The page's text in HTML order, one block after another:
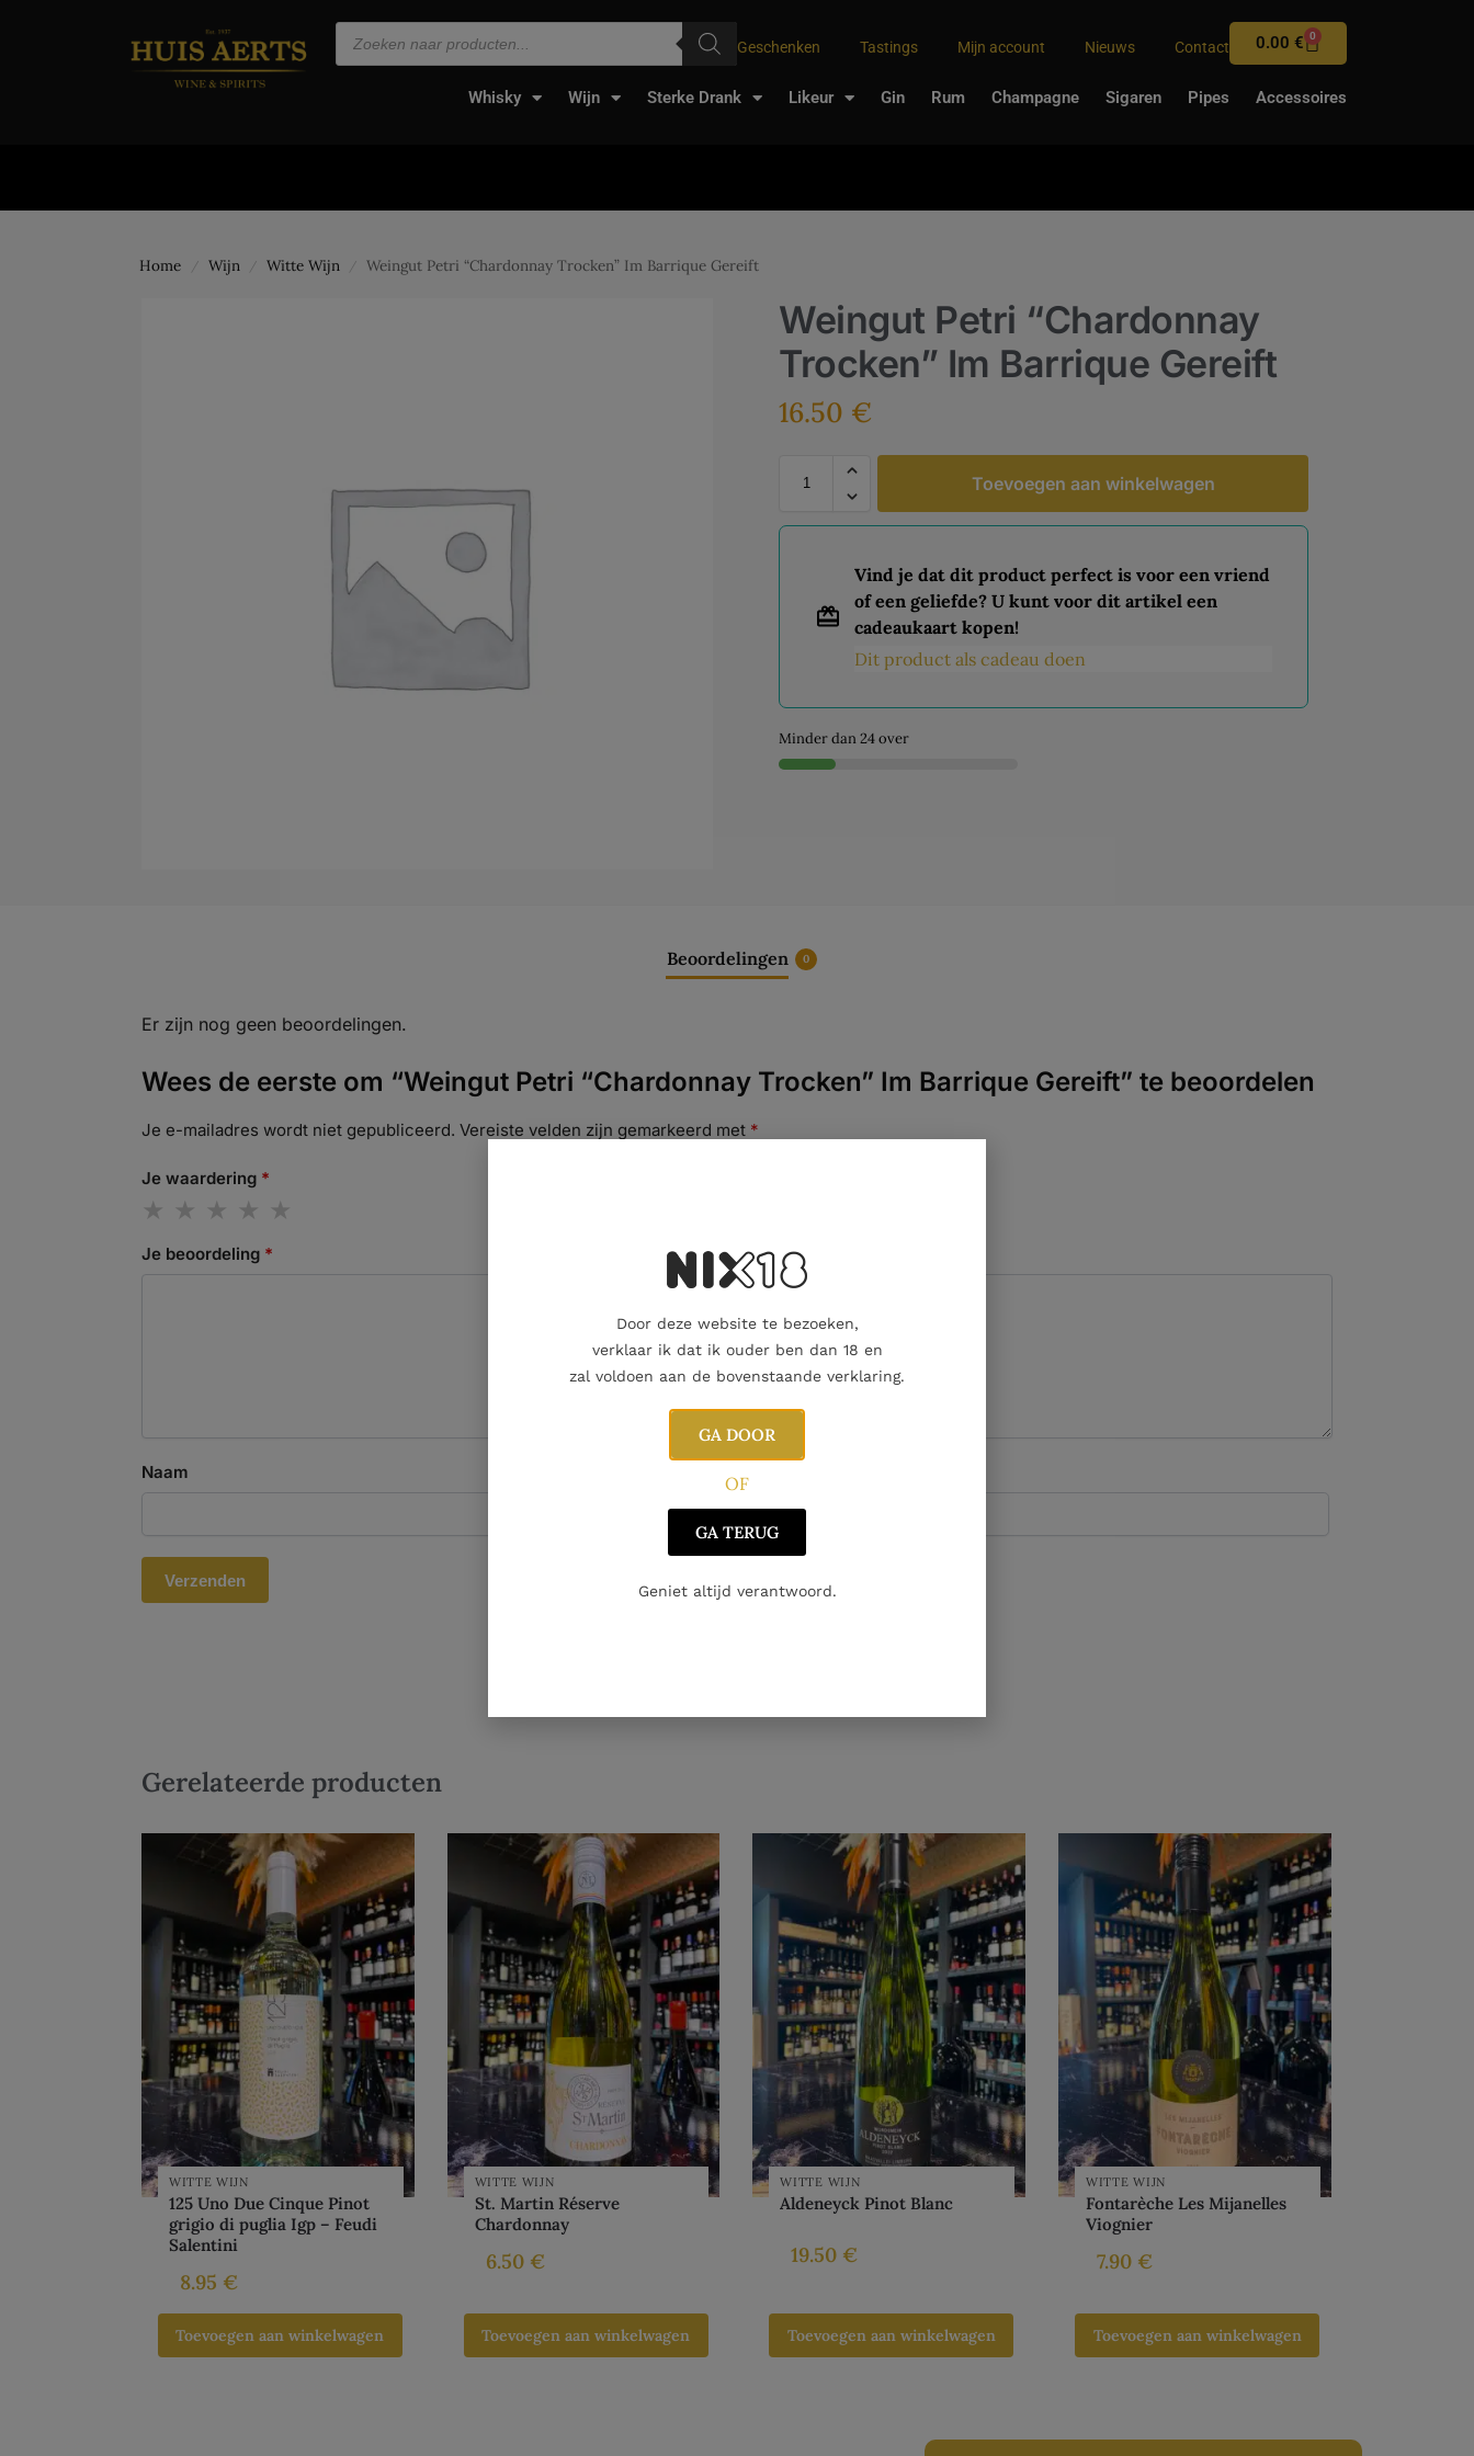
Geschenken Tastings Mijn account Nieuws Contact 0.00€ 0
Whisky Wijn Sterke Drank Likeur Gin Rum Champagne Sigaren Pipes Accessoires
Home / Wijn / Witte Wijn / Weingut Petri “Chardonnay Trocken” Im Barrique Gereift
Weingut Petri “Chardonnay
Trocken” Im Barrique Gereift
16.50 €
Toevoegen aan winkelwagen
Vind je dat dit product perfect is voor een vriend
of een geliefde? U kunt voor dit artikel een
cadeaukaart kopen!
Dit product als cadeau doen
Minder dan 24 over
Beoordelingen 0
Er zijn nog geen beoordelingen.
Wees de eerste om “Weingut Petri “Chardonnay Trocken” Im Barrique Gereift” te beoordelen
Je e-mailadres wordt niet gepubliceerd. Vereiste velden zijn gemarkeerd met *
Je waardering *
Je beoordeling *
Naam E-mail
Gerelateerde producten
WITTE WIJN
125 Uno Due Cinque Pinot
grigio di puglia Igp – Feudi
Salentini
8.95 €
Toevoegen aan winkelwagen
WITTE WIJN
St. Martin Réserve
Chardonnay
6.50 €
Toevoegen aan winkelwagen
WITTE WIJN
Aldeneyck Pinot Blanc
19.50 €
Toevoegen aan winkelwagen
WITTE WIJN
Fontarèche Les Mijanelles
Viognier
7.90 €
Toevoegen aan winkelwagen
Door deze website te bezoeken,
verklaar ik dat ik ouder ben dan 18 en
zal voldoen aan de bovenstaande verklaring.
GA DOOR
OF
GA TERUG
Geniet altijd verantwoord.